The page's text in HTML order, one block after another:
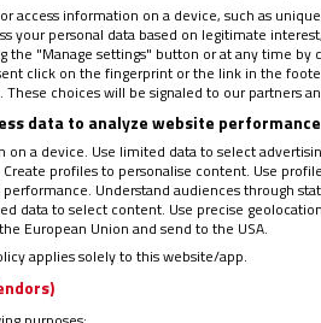
concelebraron el cardenal
altar, también se encontraban
Madrid y los obispos de la
ausente
la representación institucional,
renovó el voto de la Villa a
access information on a device, such as
your personal data based on legitimate
the "Manage settings" button or at any time
click on the fingerprint or the link in the
choices will be signaled to our partners
data to analyze website
a device. Use limited data to select
profiles to personalise content. Use
Understand audiences through
data to select content. Use precise
European Union and send to the USA.
applies solely to this website/app.